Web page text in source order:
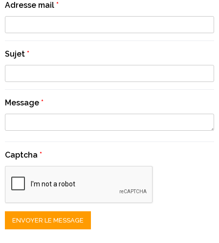
Adresse mail *
Sujet *
Message *
Captcha *